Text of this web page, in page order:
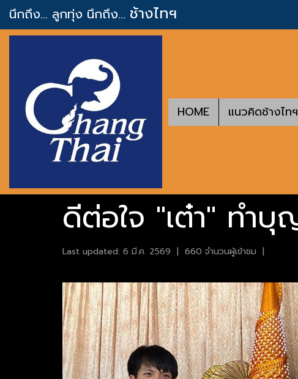
นึกถึง... ลูกทุ่ง นึกถึง... ช้างไทฯ
HOME แนวคิดช้างไทฯ
ดีต่อใจ "เต๋า" ทำ
Last updated: 6 มี.ค. 2569 | 660 จำนวนผู้เข้าชม |